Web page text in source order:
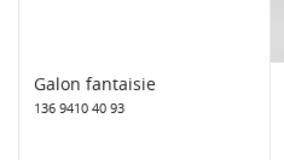
Galon fantaisie
136 9410 40 93